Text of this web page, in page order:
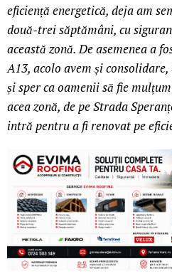
eficiență energetică, deja am
două-trei săptămâni, cu
această zonă. De asemenea a
A13, acolo avem și
și sper ca oamenii să fie
acea zonă, de pe Strada
intră pentru a fi renovat pe